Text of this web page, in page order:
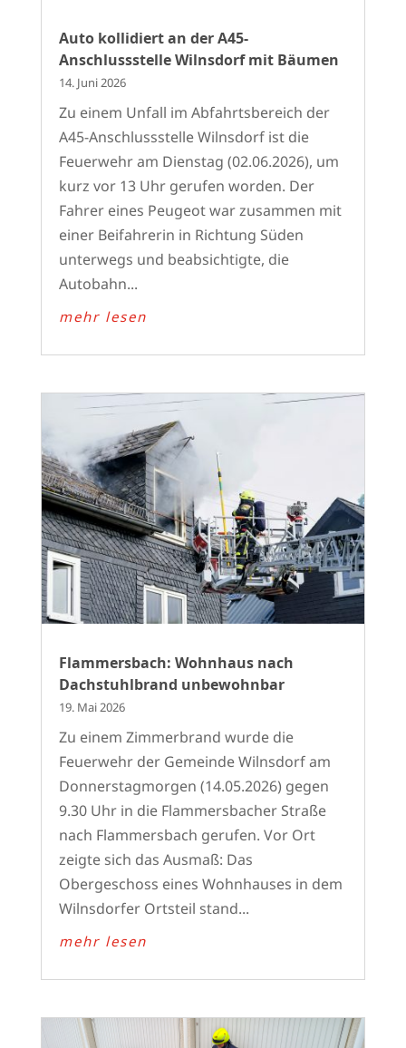
Auto kollidiert an der A45-
Anschlussstelle Wilnsdorf mit Bäumen
14. Juni 2026
Zu einem Unfall im Abfahrtsbereich der
A45-Anschlussstelle Wilnsdorf ist die
Feuerwehr am Dienstag (02.06.2026), um
kurz vor 13 Uhr gerufen worden. Der
Fahrer eines Peugeot war zusammen mit
einer Beifahrerin in Richtung Süden
unterwegs und beabsichtigte, die
Autobahn...
mehr lesen
Flammersbach: Wohnhaus nach
Dachstuhlbrand unbewohnbar
19. Mai 2026
Zu einem Zimmerbrand wurde die
Feuerwehr der Gemeinde Wilnsdorf am
Donnerstagmorgen (14.05.2026) gegen
9.30 Uhr in die Flammersbacher Straße
nach Flammersbach gerufen. Vor Ort
zeigte sich das Ausmaß: Das
Obergeschoss eines Wohnhauses in dem
Wilnsdorfer Ortsteil stand...
mehr lesen